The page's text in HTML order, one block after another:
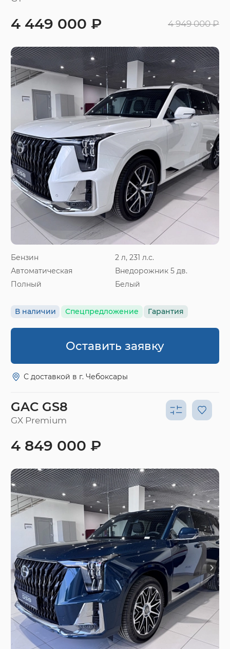
Бензин
2 л, 231 л.с.
Автоматическая
Внедорожник 5 дв.
Полный
Белый
В наличии Спецпредложение Гарантия
4 449 000 ₽ 4 949 000 ₽
Оставить заявку
С доставкой в г. Чебоксары
GAC GS8
GX Premium
4 849 000 ₽